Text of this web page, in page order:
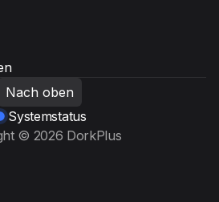
Nach oben
Systemstatus
© 2026 DorkPlus